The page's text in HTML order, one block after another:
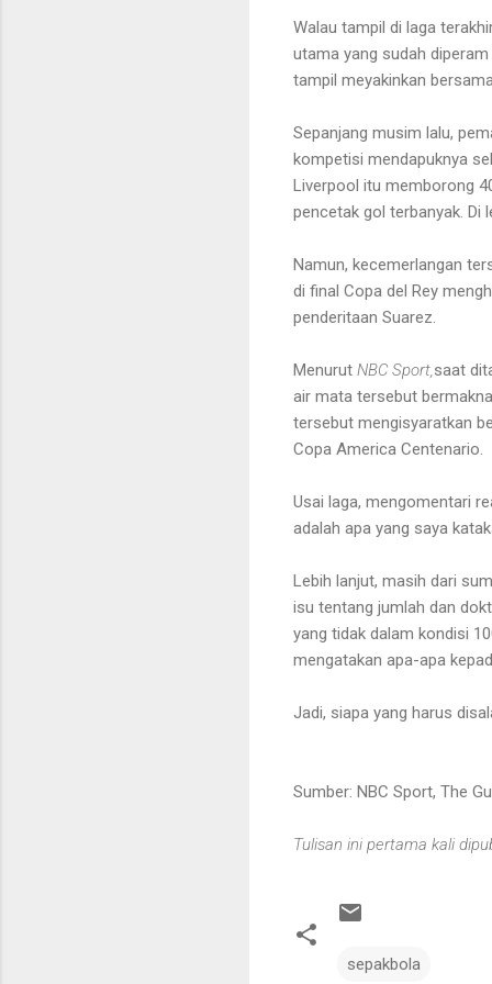
Walau tampil di laga
utama yang sudah
tampil meyakinkan
Sepanjang musim lalu,
kompetisi mendapuknya
Liverpool itu memborong
pencetak gol terbanyak. Di
Namun, kecemerlangan
di final Copa del Rey
penderitaan Suarez.
Menurut NBC Sport, saat
air mata tersebut
tersebut mengisyaratkan
Copa America Centenario.
Usai laga, mengomentari
adalah apa yang saya
Lebih lanjut, masih dari
isu tentang jumlah dan
yang tidak dalam kondisi
mengatakan apa-apa
Jadi, siapa yang harus
Sumber: NBC Sport, The
Tulisan ini pertama kali
sepakbola